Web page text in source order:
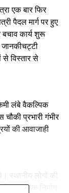
एक बार फिर
पैदल मार्ग पर हुए
कार्य शुरू
जानकीचट्टी
विस्तार से
लंबे वैकल्पिक
प्रभारी गंभीर
की आवाजाही
लोक निर्माण